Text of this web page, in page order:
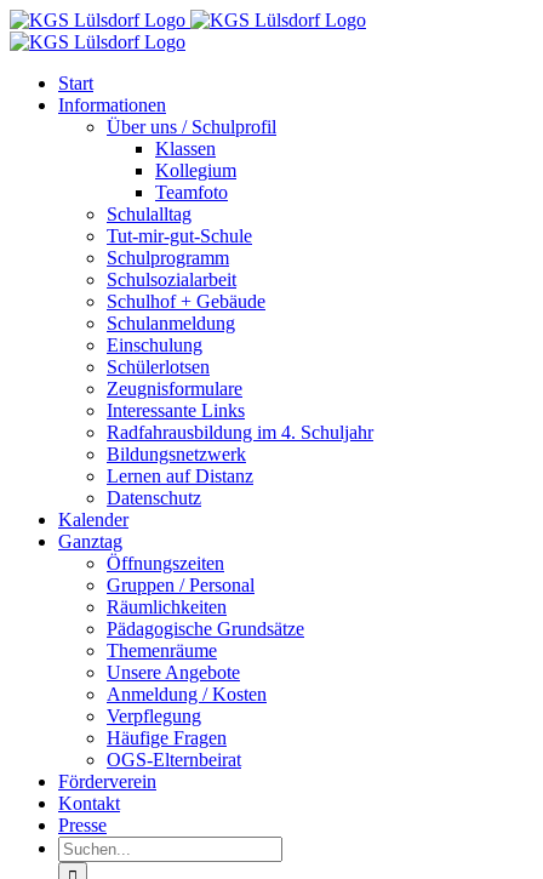
Zum
Inhalt
Start
Informationen
Über uns / Schulprofil
Klassen
Kollegium
Teamfoto
Schulalltag
Tut-mir-gut-Schule
Schulprogramm
Schulsozialarbeit
Schulhof + Gebäude
Schulanmeldung
Einschulung
Schülerlotsen
Zeugnisformulare
Interessante Links
Radfahrausbildung im 4. Schuljahr
Bildungsnetzwerk
Lernen auf Distanz
Datenschutz
Kalender
Ganztag
Öffnungszeiten
Gruppen / Personal
Räumlichkeiten
Pädagogische Grundsätze
Themenräume
Unsere Angebote
Anmeldung / Kosten
Verpflegung
Häufige Fragen
OGS-Elternbeirat
Förderverein
Kontakt
Presse
Suche
nach: